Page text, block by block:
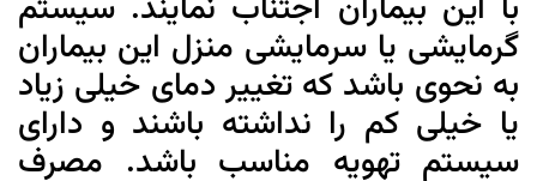
گرمایشی یا سرمایشی منزل این بیماران
به نحوی باشد که تغییر دمای خیلی زیاد
یا خیلی کم را نداشته باشند و دارای
سیستم تهویه مناسب باشد. مصرف